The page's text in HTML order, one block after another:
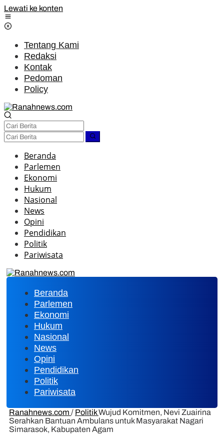
Lewati ke konten
Tentang Kami
Redaksi
Kontak
Pedoman
Policy
Beranda
Parlemen
Ekonomi
Hukum
Nasional
News
Opini
Pendidikan
Politik
Pariwisata
Beranda
Parlemen
Ekonomi
Hukum
Nasional
News
Opini
Pendidikan
Politik
Pariwisata
Ranahnews.com / PolitikWujud Komitmen, Nevi Zuairina
Serahkan Bantuan Ambulans untuk Masyarakat Nagari
Simarasok, Kabupaten Agam